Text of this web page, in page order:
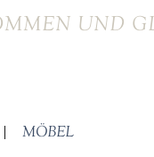
UND
| MÖBEL